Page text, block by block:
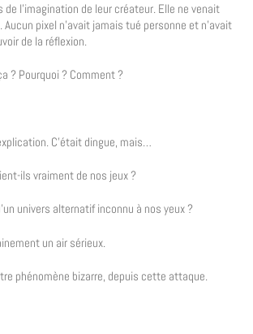
l’imagination de leur créateur. Elle ne venait
Aucun pixel n’avait jamais tué personne et n’avait
de la réflexion.
? Pourquoi ? Comment ?
C’était dingue, mais…
ils vraiment de nos jeux ?
univers alternatif inconnu à nos yeux ?
un air sérieux.
phénomène bizarre, depuis cette attaque.